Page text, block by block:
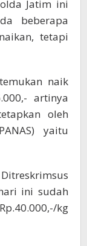
Jatim ini
beberapa
tetapi
naik
artinya
oleh
yaitu
ini sudah
kg